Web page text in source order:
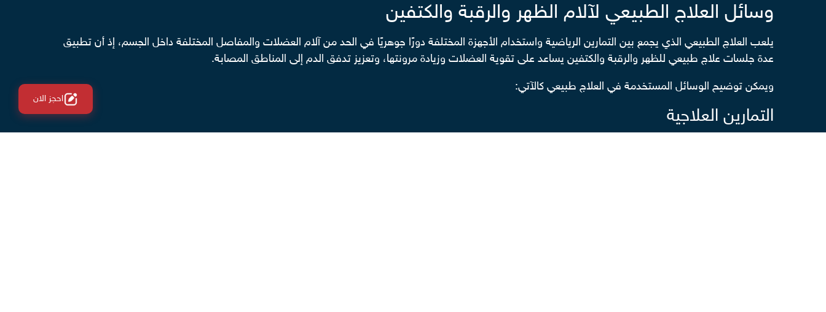
وسائل العلاج الطبيعي لآلام الظهر والرقبة والكتفين
يلعب العلاج الطبيعي الذي يجمع بين التمارين الرياضية واستخدام الأجهزة المختلفة دورًا جوهريًا في الحد من آلام العضلات والمفاصل المختلفة داخل الجسم، إذ أن تطبيق
عدة جلسات علاج طبيعي للظهر والرقبة والكتفين يساعد على تقوية العضلات وزيادة مرونتها، وتعزيز تدفق الدم إلى المناطق المصابة.
ويمكن توضيح الوسائل المستخدمة في العلاج طبيعي كالآتي:
التمارين العلاجية
احجز الان